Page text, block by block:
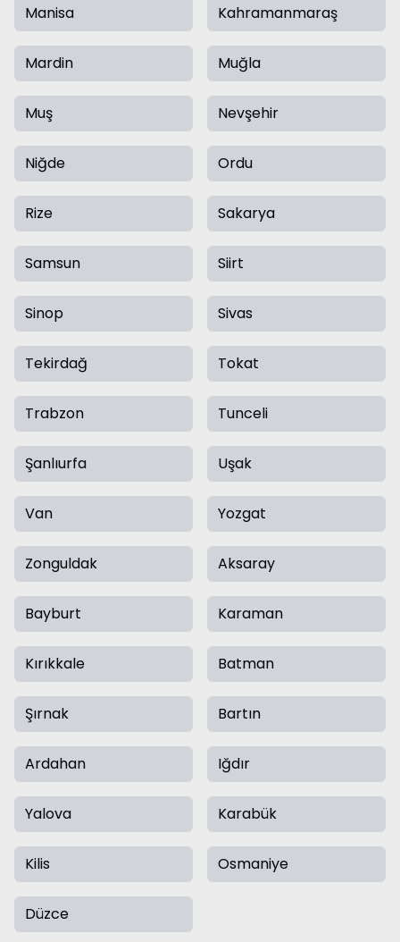
Manisa Kahramanmaraş
Mardin Muğla
Muş Nevşehir
Niğde Ordu
Rize Sakarya
Samsun Siirt
Sinop Sivas
Tekirdağ Tokat
Trabzon Tunceli
Şanlıurfa Uşak
Van Yozgat
Zonguldak Aksaray
Bayburt Karaman
Kırıkkale Batman
Şırnak Bartın
Ardahan Iğdır
Yalova Karabük
Kilis Osmaniye
Düzce